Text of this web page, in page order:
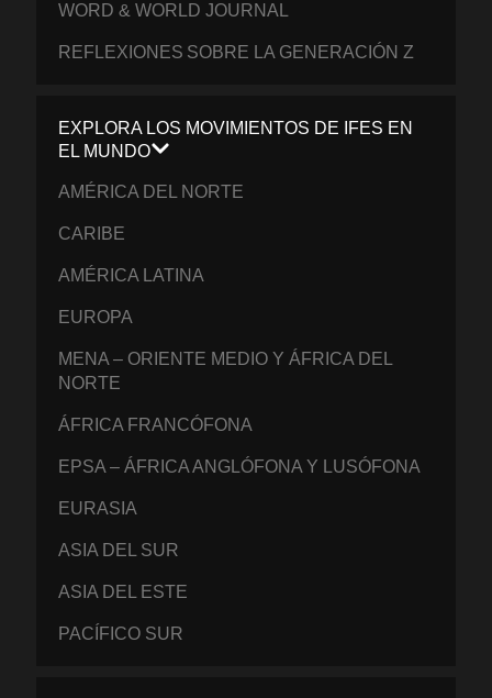
WORD & WORLD JOURNAL
REFLEXIONES SOBRE LA GENERACIÓN Z
EXPLORA LOS MOVIMIENTOS DE IFES EN
EL MUNDO
AMÉRICA DEL NORTE
CARIBE
AMÉRICA LATINA
EUROPA
MENA – ORIENTE MEDIO Y ÁFRICA DEL
NORTE
ÁFRICA FRANCÓFONA
EPSA – ÁFRICA ANGLÓFONA Y LUSÓFONA
EURASIA
ASIA DEL SUR
ASIA DEL ESTE
PACÍFICO SUR